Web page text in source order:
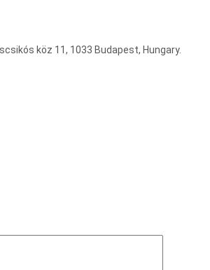
köz 11, 1033 Budapest, Hungary.